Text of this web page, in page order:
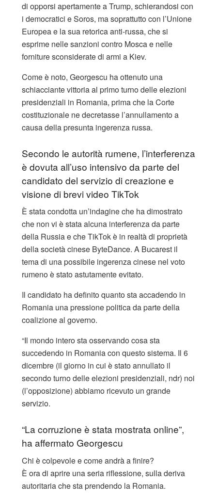
di opporsi apertamente a Trump, schierandosi con
i democratici e Soros, ma soprattutto con l’Unione
Europea e la sua retorica anti-russa, che si
esprime nelle sanzioni contro Mosca e nelle
forniture sconsiderate di armi a Kiev.
Come è noto, Georgescu ha ottenuto una
schiacciante vittoria al primo turno delle elezioni
presidenziali in Romania, prima che la Corte
costituzionale ne decretasse l’annullamento a
causa della presunta ingerenza russa.
Secondo le autorità rumene, l’interferenza
è dovuta all’uso intensivo da parte del
candidato del servizio di creazione e
visione di brevi video TikTok
È stata condotta un’indagine che ha dimostrato
che non vi è stata alcuna interferenza da parte
della Russia e che TikTok è in realtà di proprietà
della società cinese ByteDance. A Bucarest il
tema di una possibile ingerenza cinese nel voto
rumeno è stato astutamente evitato.
Il candidato ha definito quanto sta accadendo in
Romania una pressione politica da parte della
coalizione al governo.
“Il mondo intero sta osservando cosa sta
succedendo in Romania con questo sistema. Il 6
dicembre (il giorno in cui è stato annullato il
secondo turno delle elezioni presidenziali, ndr) noi
(l’opposizione) abbiamo ricevuto un grande
servizio.
“La corruzione è stata mostrata online”,
ha affermato Georgescu
Chi è colpevole e come andrà a finire?
È ora di aprire una seria riflessione, sulla deriva
autoritaria che sta prendendo la Romania.